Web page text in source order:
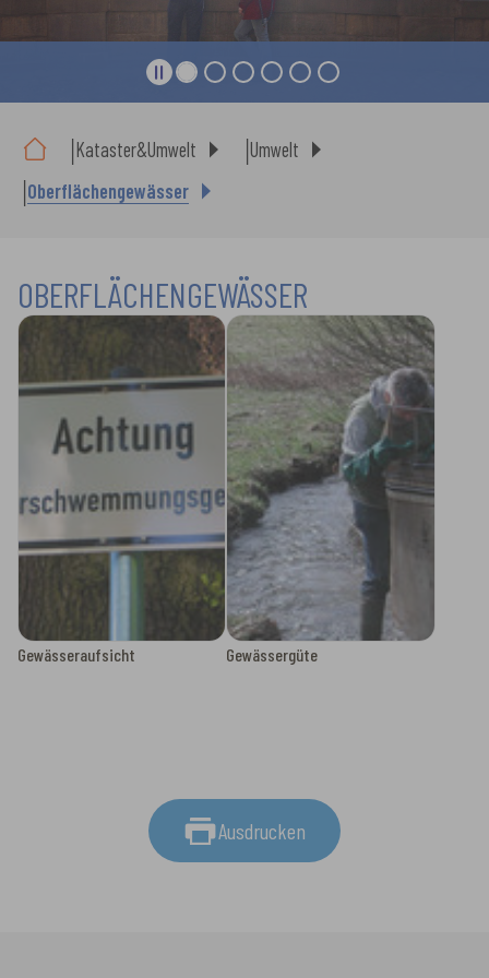
Kataster&Umwelt
Umwelt
Oberflächengewässer
OBERFLÄCHENGEWÄSSER
Gewässeraufsicht Gewässergüte
Ausdrucken